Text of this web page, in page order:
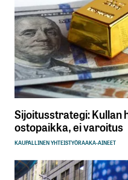
Sijoitusstrategi: Kullan
ostopaikka, ei varoitus
KAUPALLINEN YHTEISTYÖRAAKA-AINEET